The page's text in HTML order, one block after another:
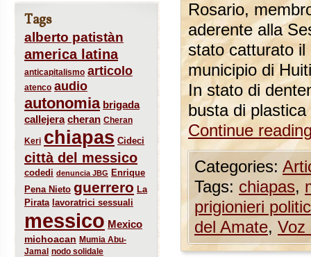
Rosario,
aderente alla
stato catturato il
municipio di
In stato di
busta di
Continue
Categories:
Tags: chiapas,
prigionieri
del Amate, Voz
Tags
alberto patistàn
america latina
anticapitalismo articolo
atenco audio
autonomia brigada
callejera cheran Cheran
Keri chiapas Cideci
città del messico
codedi denuncia JBG Enrique
Pena Nieto guerrero La
Pirata lavoratrici sessuali
messico Mexico
michoacan Mumia Abu-
Jamal nodo solidale